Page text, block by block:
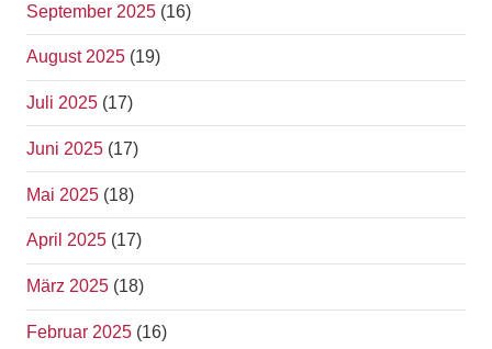
September 2025 (16)
August 2025 (19)
Juli 2025 (17)
Juni 2025 (17)
Mai 2025 (18)
April 2025 (17)
März 2025 (18)
Februar 2025 (16)